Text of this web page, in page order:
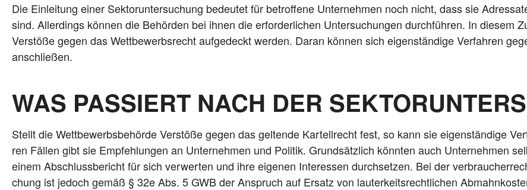
Die Ein­lei­tung einer Sek­tor­un­ter­su­chung bedeu­tet für betrof­fe­ne Unter­neh­men noch nicht, dass sie
sind. Aller­dings kön­nen die Behör­den bei ihnen die erfor­der­li­chen Unter­su­chun­gen durch­füh­ren. In die­sem
Ver­stö­ße gegen das Wett­be­werbs­recht auf­ge­deckt wer­den. Dar­an kön­nen sich eigen­stän­di­ge Ver­fah­ren
anschließen.
WAS PASSIERT NACH DER
Stellt die Wett­be­werbs­be­hör­de Ver­stö­ße gegen das gel­ten­de Kar­tell­recht fest, so kann sie eigen­stän­di­ge
ren Fäl­len gibt sie Emp­feh­lun­gen an Unter­neh­men und Poli­tik. Grund­sätz­lich könn­ten auch Unter­neh­men
einem Abschluss­be­richt für sich ver­wer­ten und ihre eige­nen Inter­es­sen durch­set­zen. Bei der
chung ist jedoch gemäß § 32e Abs. 5 GWB der Anspruch auf Ersatz von lau­ter­keits­recht­li­chen